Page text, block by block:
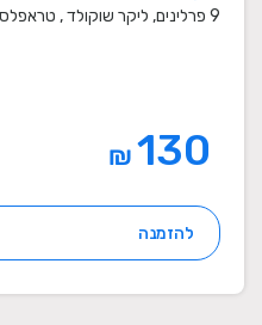
9 פרלינים, ליקר שוקולד , טראפלס ואגוזים עטופים בשוקולדי
₪
להזמנה